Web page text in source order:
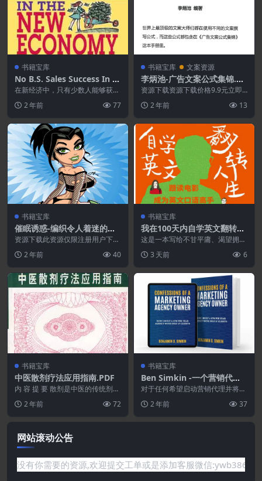
书籍宝库
No B.S. Sales Success In T
he New Economy
在新经济中，只有少数人能够获得
格，享受最高的收入，最...
2 年前 77
书籍宝库 文案资源
李炳池-广告文案公式集锦.PD
F
资源下载资源下载价格9.9元立即
2 年前 13
书籍宝库
催眠诱惑-编织令人着迷的故
事,产生不可抗拒的欲望.PDF
资源下载此资源仅限注册用户下
保证所有资源永久更新资...
2 年前 40
书籍宝库
我在100天内自学英文翻转人
生 : 跟读电影成为英文口说高
手
这是一本写给不甘平庸、渴望拥有
在书中,梦想导师张...
3 天前 6
书籍宝库
中医散剂疗法应用指南.PDF
内 容 提 要 散剂是中医的传统剂
收较快、疗效快捷...
2 年前 72
书籍宝库
Ben Simkin -一个营销代理
百万富翁的自白.PDF
对于任何希望启动营销代理并将其
数的人 “...
2 年前 37
网站滚动公告
要的资源,欢迎提交工单或是添加客服微信:ywb386获取帮助！